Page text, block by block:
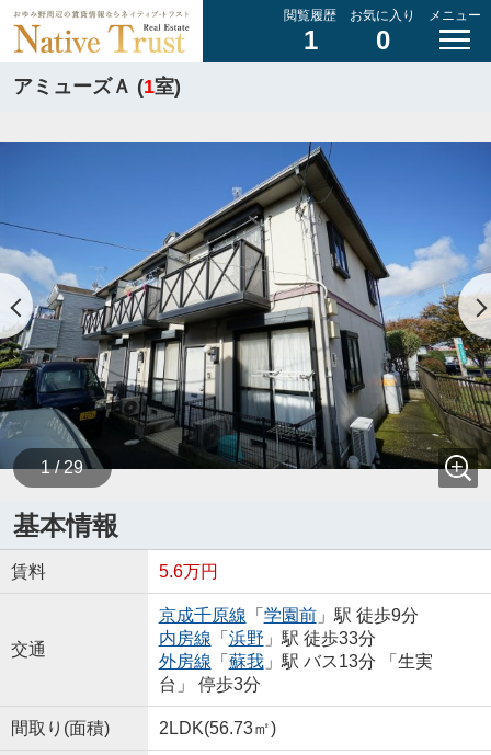
閲覧履歴
1
お気に入り
0
メニュー
アミューズＡ (1室)
1 / 29
基本情報
賃料 5.6万円
交通
京成千原線 「 学園前」駅 徒歩9分
内房線 「 浜野 」駅 徒歩33分
外房線 「 蘇我」駅 バス13分 「生実
台」 停歩3分
間取り(面積) 2LDK(56.73㎡)